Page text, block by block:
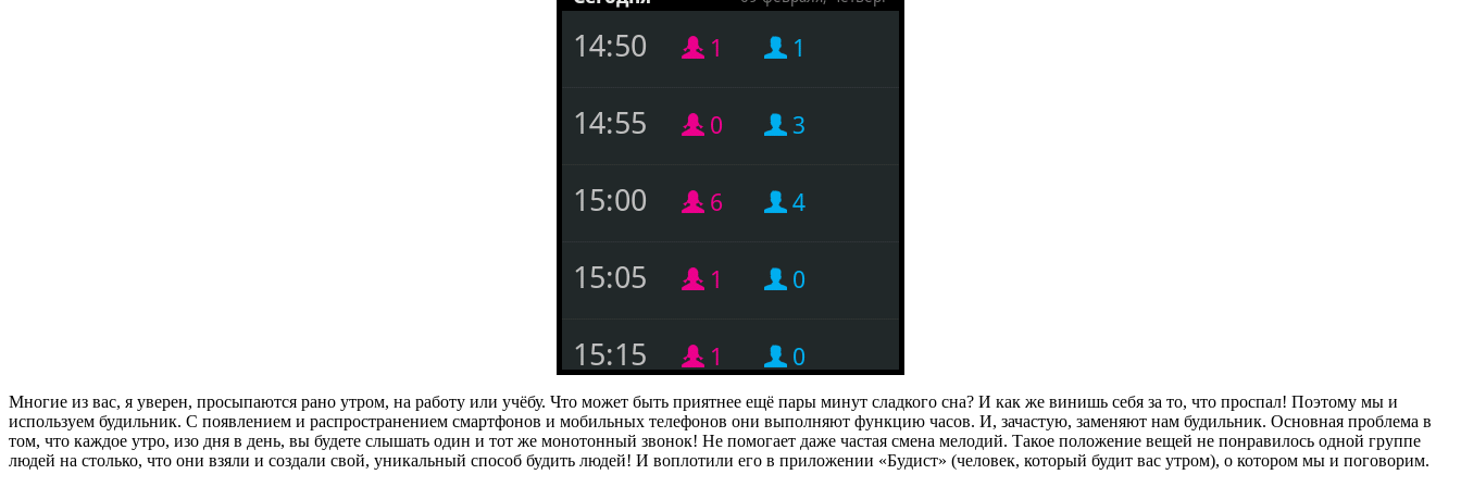
Многие из вас, я уверен, просыпаются рано утром, на работу или учёбу. Что может быть приятнее ещё пары минут сладкого сна? И как же винишь себя за то, что проспал! Поэтому мы и
используем будильник. С появлением и распространением смартфонов и мобильных телефонов они выполняют функцию часов. И, зачастую, заменяют нам будильник. Основная проблема в
том, что каждое утро, изо дня в день, вы будете слышать один и тот же монотонный звонок! Не помогает даже частая смена мелодий. Такое положение вещей не понравилось одной группе
людей на столько, что они взяли и создали свой, уникальный способ будить людей! И воплотили его в приложении «Будист» (человек, который будит вас утром), о котором мы и поговорим.